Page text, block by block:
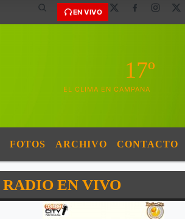
EN VIVO
17º
EL CLIMA EN CAMPANA
FOTOS ARCHIVO CONTACTO
RADIO EN VIVO